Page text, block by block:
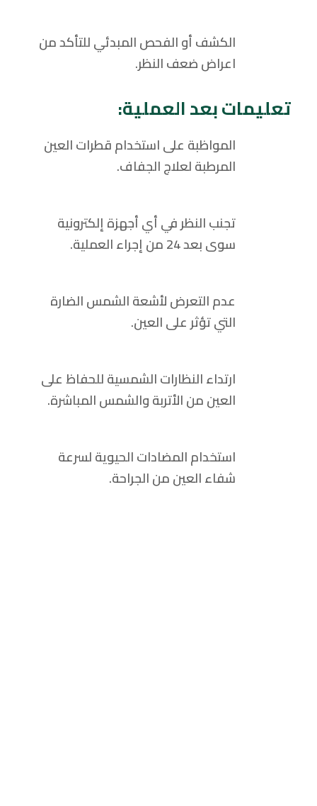
الكشف أو الفحص المبدئي للتأكد من
اعراض ضعف النظر.
تعليمات بعد العملية:
المواظبة على استخدام قطرات العين
المرطبة لعلاج الجفاف.
تجنب النظر في أي أجهزة إلكترونية
سوى بعد 24 من إجراء العملية.
عدم التعرض لأشعة الشمس الضارة
التي تؤثر على العين.
ارتداء النظارات الشمسية للحفاظ على
العين من الأتربة والشمس المباشرة.
استخدام المضادات الحيوية لسرعة
شفاء العين من الجراحة.